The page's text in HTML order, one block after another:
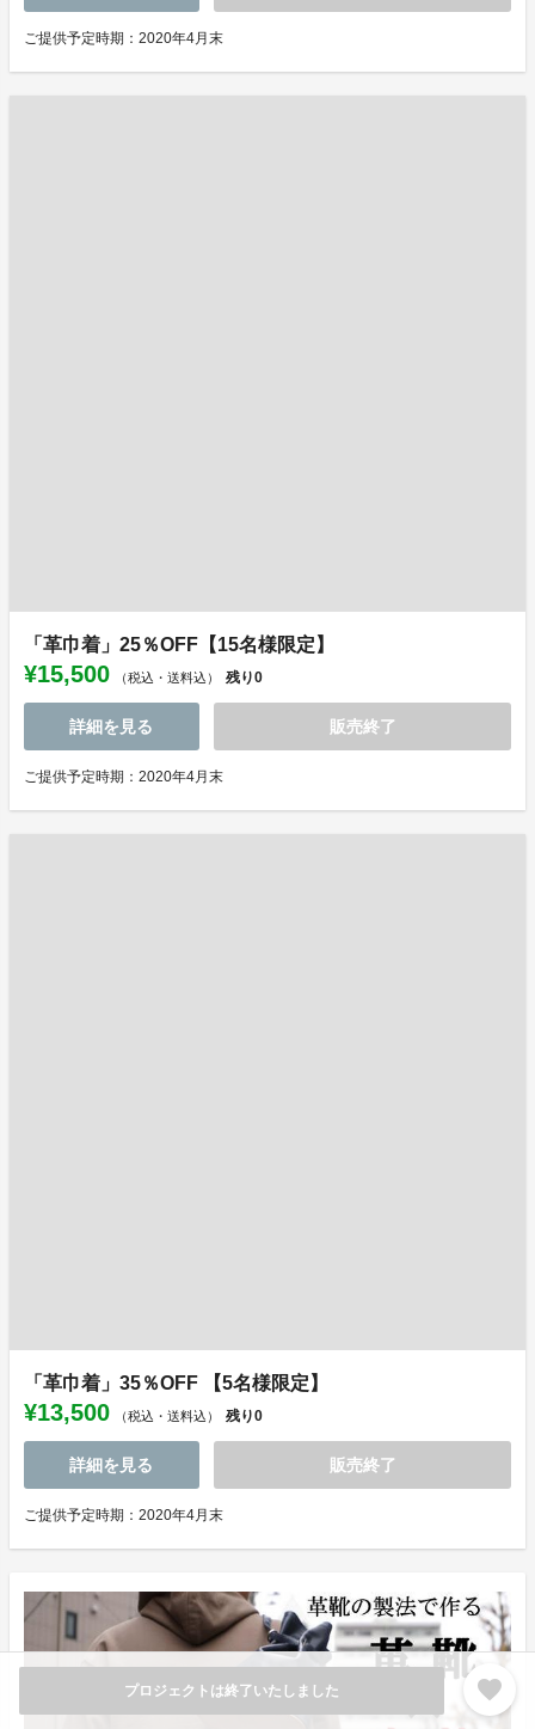
プロジェクトは終了いたしました favorite
ご提供予定時期：2020年4月末
「革巾着」25％OFF【15名様限定】
¥15,500 （税込・送料込） 残り0
詳細を見る 販売終了
ご提供予定時期：2020年4月末
「革巾着」35％OFF 【5名様限定】
¥13,500 （税込・送料込） 残り0
詳細を見る 販売終了
ご提供予定時期：2020年4月末